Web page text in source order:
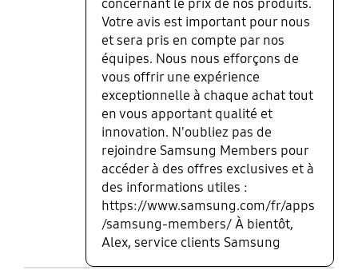
très agréable et ne fait pas
transpiré des mains. Ne gêne pas
non plus l'utilisation du téléphone
et "s'installe" très facilement. A
noter que l'anneau n'est pas
obligatoire et tant mieux pour ma
part. Et la cerise sur le gâteau c'est
que le zflip5 en devient même plus
jolie! Bref malgré un prix prohibitif
je recommande cette coque est
une vrai réussite !!
concernant le prix de nos produits.
Votre avis est important pour nous
et sera pris en compte par nos
équipes. Nous nous efforçons de
vous offrir une expérience
exceptionnelle à chaque achat tout
en vous apportant qualité et
innovation. N'oubliez pas de
rejoindre Samsung Members pour
accéder à des offres exclusives et à
des informations utiles :
https://www.samsung.com/fr/apps
/samsung-members/ À bientôt,
Alex, service clients Samsung